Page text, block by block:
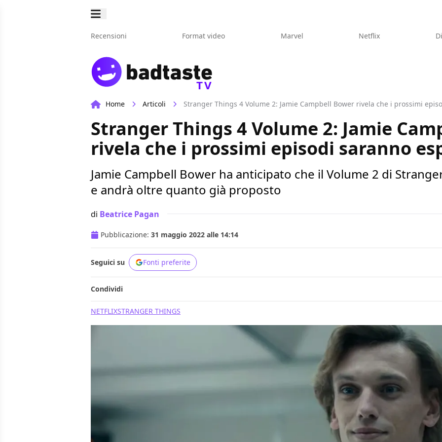
Recensioni Format video Marvel Netflix
TV
Home Articoli Stranger Things 4 Volume 2: Jamie Campbell Bower rivela che i prossimi
Stranger Things 4 Volume 2: Jamie
rivela che i prossimi episodi saranno
Jamie Campbell Bower ha anticipato che il Volume 2 di
e andrà oltre quanto già proposto
di Beatrice Pagan
Pubblicazione: 31 maggio 2022 alle 14:14
Seguici su Fonti preferite
Condividi
NETFLIXSTRANGER THINGS